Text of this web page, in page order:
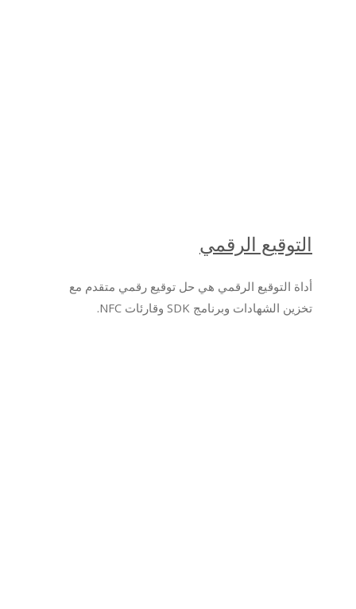
التوقيع الرقمي
أداة التوقيع الرقمي هي حل توقيع رقمي متقدم مع
تخزين الشهادات وبرنامج SDK وقارئات NFC.